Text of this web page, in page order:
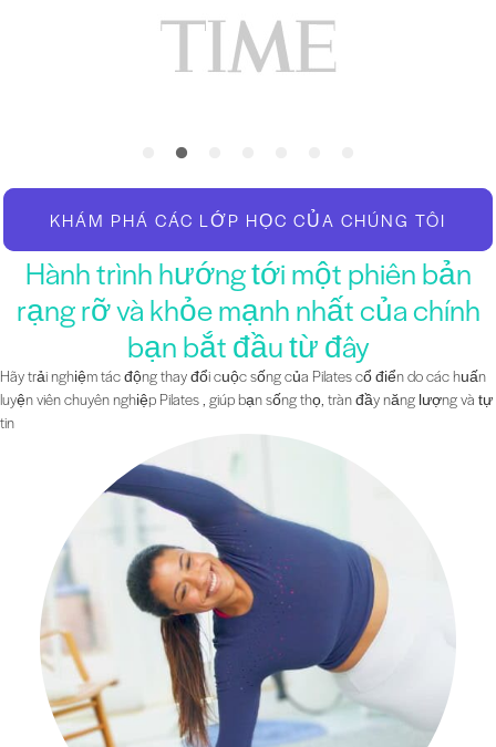
KHÁM PHÁ CÁC LỚP HỌC CỦA CHÚNG TÔI
Hành trình hướng tới một phiên bản
rạng rỡ và khỏe mạnh nhất của chính
bạn bắt đầu từ đây
Hãy trải nghiệm tác động thay đổi cuộc sống của Pilates cổ điển do các huấn
luyện viên chuyên nghiệp Pilates , giúp bạn sống thọ, tràn đầy năng lượng và tự
tin